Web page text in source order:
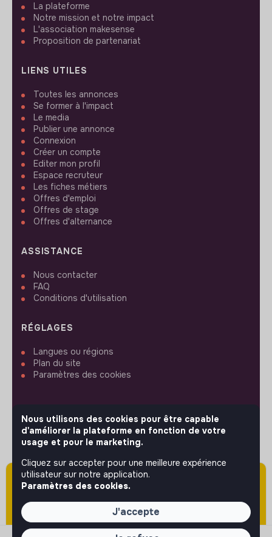
Attention cette annonce a été publiée il y a
plus de 60 jours (le 21/04/2026) et est sans
doute expirée ou non mise à jour.
La plateforme
Notre mission et notre impact
L'association makesense
Proposition de partenariat
LIENS UTILES
Toutes les annonces
Se former à l'impact
Le media
Publier une annonce
Connexion
Créer un compte
Editer mon profil
Espace recruteur
Les fiches métiers
Offres d'emploi
Offres de stage
Offres d'alternance
ASSISTANCE
Nous contacter
FAQ
Conditions d'utilisation
RÉGLAGES
Langues ou régions
Plan du site
Paramètres des cookies
SUIVEZ-NOUS
© 2026 jobs that makesense.
Nous utilisons des cookies pour être capable
d'améliorer la plateforme en fonction de votre
usage et pour le marketing.
Cliquez sur accepter pour une meilleure expérience
utilisateur sur notre application.
Paramètres des cookies.
J'accepte